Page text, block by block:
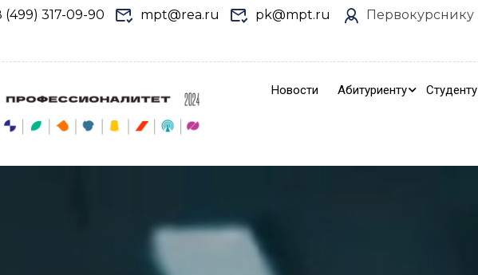
(499) 317-09-90 mpt@rea.ru pk@mpt.ru
Первокурснику
Новости Абитуриенту Студенту